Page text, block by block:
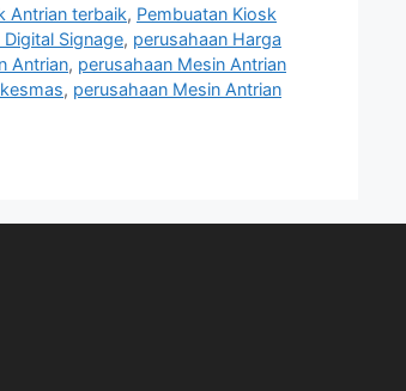
Antrian terbaik, Pembuatan Kiosk
Signage, perusahaan Harga
Antrian, perusahaan Mesin Antrian
, perusahaan Mesin Antrian